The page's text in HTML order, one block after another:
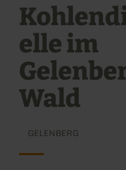
elle im
Wald
GELENBERG